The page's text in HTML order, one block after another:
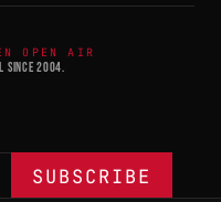
OPEN AIR
SINCE 2004.